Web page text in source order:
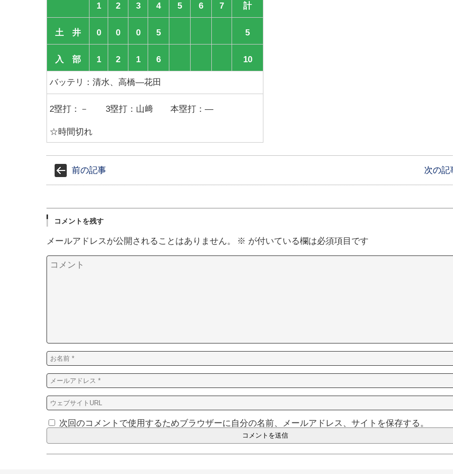
1 2 3 4 5 6 7 計
土 井 0 0 0 5 5
入 部 1 2 1 6 10
バッテリ：清水、高橋―花田
2塁打：－ 3塁打：山﨑 本塁打：―
☆時間切れ
前の記事 次の記
コメントを残す
メールアドレスが公開されることはありません。 ※ が付いている欄は必須項目です
次回のコメントで使用するためブラウザーに自分の名前、メールアドレス、サイトを保存する。